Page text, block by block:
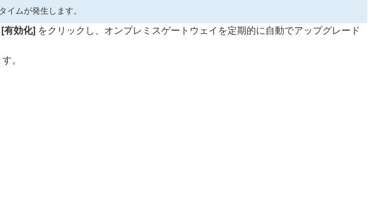
イムが発生します。
[有効化] をクリックし、オンプレミスゲートウェイを定期的に自動でアップグレード
。